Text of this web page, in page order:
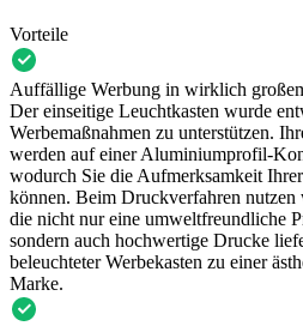
Vorteile
Auffällige Werbung in wirklich
Der einseitige Leuchtkasten wurde
Werbemaßnahmen zu unterstützen.
werden auf einer Aluminiumprofil-
wodurch Sie die Aufmerksamkeit
können. Beim Druckverfahren
die nicht nur eine umweltfreundliche
sondern auch hochwertige Drucke
beleuchteter Werbekasten zu einer
Marke.